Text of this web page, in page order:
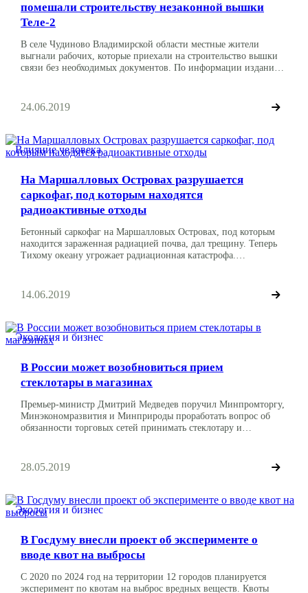
помешали строительству незаконной вышки
Теле-2
В селе Чудиново Владимирской области местные жители
выгнали рабочих, которые приехали на строительство вышки
связи без необходимых документов. По информации издания
жительниц села. Женщина, проживающая в этом доме,
требовала, чтобы рабочие прекратили работы, однако с начала к
24.06.2019
Влияние человека
На Маршалловых Островах разрушается
саркофаг, под которым находятся
радиоактивные отходы
Бетонный саркофаг на Маршалловых Островах, под которым
находится зараженная радиацией почва, дал трещину. Теперь
Тихому океану угрожает радиационная катастрофа.
территории островов было испытано 67 ядерных зарядов, в том
числе «Браво» — сильнейшая водородная бомба, которая в 100
14.06.2019
Экология и бизнес
В России может возобновиться прием
стеклотары в магазинах
Премьер-министр Дмитрий Медведев поручил Минпромторгу,
Минэкономразвития и Минприроды проработать вопрос об
обязанности торговых сетей принимать стеклотару и
перед депутатами Госдумы. Изначально с предложением о
возврате практики приема пустых бутылок выступили
предложили обязать продуктовые сети выплачивать […]
28.05.2019
Экология и бизнес
В Госдуму внесли проект об эксперименте о
вводе квот на выбросы
С 2020 по 2024 год на территории 12 городов планируется
эксперимент по квотам на выброс вредных веществ. Квоты